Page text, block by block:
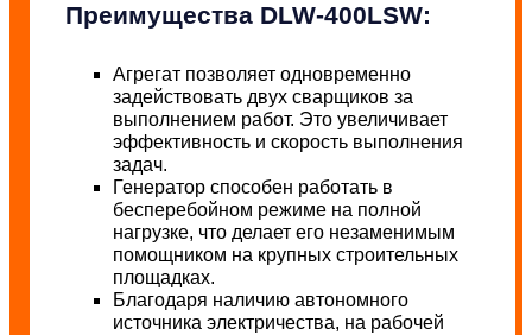
Преимущества DLW-400LSW:
Агрегат позволяет одновременно
задействовать двух сварщиков за
выполнением работ. Это увеличивает
эффективность и скорость выполнения
задач.
Генератор способен работать в
бесперебойном режиме на полной
нагрузке, что делает его незаменимым
помощником на крупных строительных
площадках.
Благодаря наличию автономного
источника электричества, на рабочей